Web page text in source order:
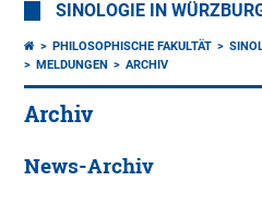
SINOLOGIE IN
PHILOSOPHISCHE FAKULTÄT
MELDUNGEN
ARCHIV
Archiv
News-Archiv